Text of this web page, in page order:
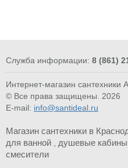
Служба информации: 8 (861)
Интернет-магазин сантехники
© Все права защищены. 2026
E-mail: info@santideal.ru
Магазин сантехники в
для ванной
душевые кабины
смесители